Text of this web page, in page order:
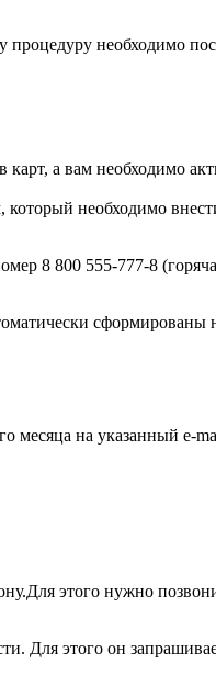
процедуру необходимо
а вам необходимо
необходимо
8 800 555-777-8
сформированы
месяца на указанный e-
этого нужно
Для этого он